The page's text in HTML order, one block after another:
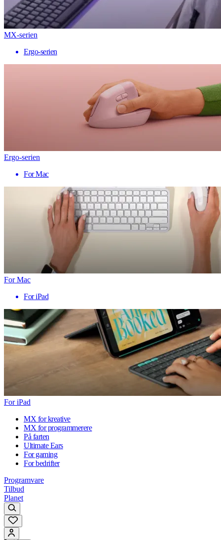
MX-serien
Ergo-serien
Ergo-serien
For Mac
For Mac
For iPad
For iPad
MX for kreative
MX for programmerere
På farten
Ultimate Ears
For gaming
For bedrifter
Programvare
Tilbud
Planet